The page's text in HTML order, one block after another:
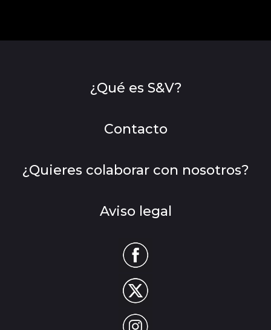
¿Qué es S&V?
Contacto
¿Quieres colaborar con nosotros?
Aviso legal